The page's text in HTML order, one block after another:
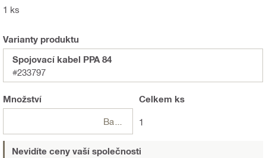
1 ks
Varianty produktu
Spojovací kabel PPA 84
#233797
Množství Celkem ks
1
Nevidíte ceny vaší společnosti